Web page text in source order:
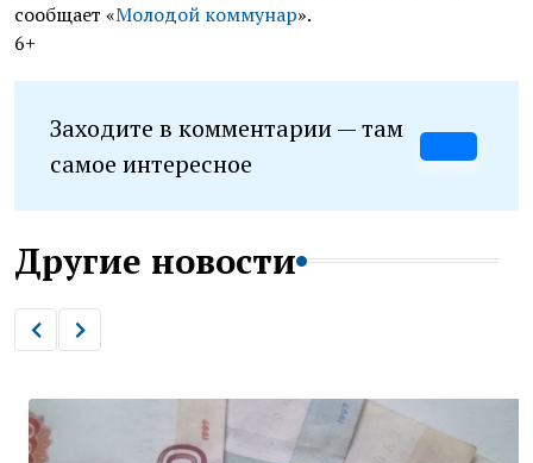
сообщает «Молодой коммунар».
6+
Заходите в комментарии — там
самое интересное
Другие новости